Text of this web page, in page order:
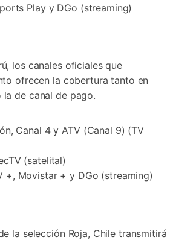
Play y DGo (streaming)
los canales oficiales que
ofrecen la cobertura tanto en
de canal de pago.
Canal 4 y ATV (Canal 9) (TV
(satelital)
+, Movistar + y DGo (streaming)
la selección Roja, Chile transmitirá